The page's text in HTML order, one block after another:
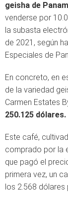
geisha de
venderse por
la subasta
de 2021, según
Especiales de
En concreto, en
de la variedad
Carmen Estates
250.125 dólares.
Este café,
comprado por la
que pagó el
primera vez, un
los 2.568 dólares